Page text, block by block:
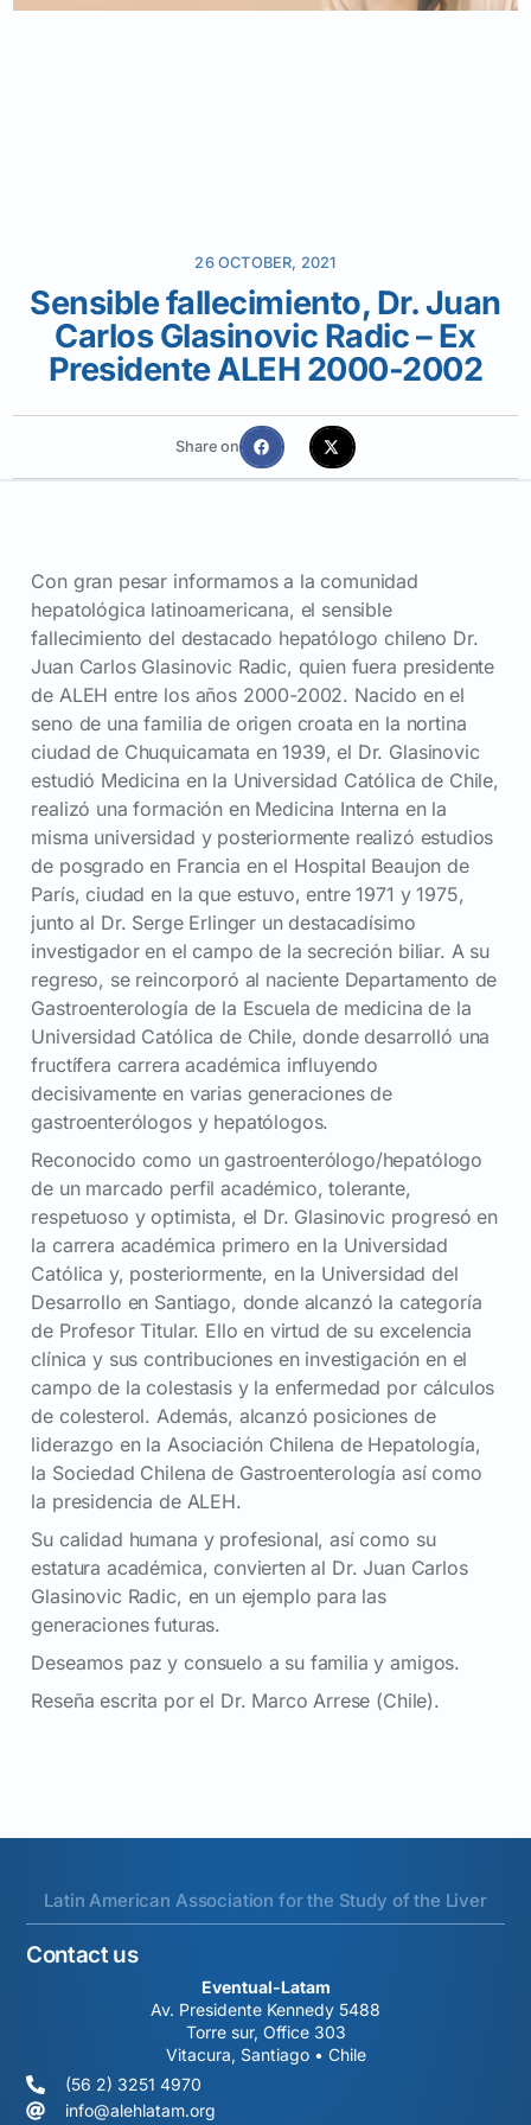
26 OCTOBER, 2021
Sensible fallecimiento, Dr. Juan
Carlos Glasinovic Radic – Ex
Presidente ALEH 2000-2002
Share on
Con gran pesar informamos a la comunidad
hepatológica latinoamericana, el sensible
fallecimiento del destacado hepatólogo chileno Dr.
Juan Carlos Glasinovic Radic, quien fuera presidente
de ALEH entre los años 2000-2002. Nacido en el
seno de una familia de origen croata en la nortina
ciudad de Chuquicamata en 1939, el Dr. Glasinovic
estudió Medicina en la Universidad Católica de Chile,
realizó una formación en Medicina Interna en la
misma universidad y posteriormente realizó estudios
de posgrado en Francia en el Hospital Beaujon de
París, ciudad en la que estuvo, entre 1971 y 1975,
junto al Dr. Serge Erlinger un destacadísimo
investigador en el campo de la secreción biliar. A su
regreso, se reincorporó al naciente Departamento de
Gastroenterología de la Escuela de medicina de la
Universidad Católica de Chile, donde desarrolló una
fructífera carrera académica influyendo
decisivamente en varias generaciones de
gastroenterólogos y hepatólogos.
Reconocido como un gastroenterólogo/hepatólogo
de un marcado perfil académico, tolerante,
respetuoso y optimista, el Dr. Glasinovic progresó en
la carrera académica primero en la Universidad
Católica y, posteriormente, en la Universidad del
Desarrollo en Santiago, donde alcanzó la categoría
de Profesor Titular. Ello en virtud de su excelencia
clínica y sus contribuciones en investigación en el
campo de la colestasis y la enfermedad por cálculos
de colesterol. Además, alcanzó posiciones de
liderazgo en la Asociación Chilena de Hepatología,
la Sociedad Chilena de Gastroenterología así como
la presidencia de ALEH.
Su calidad humana y profesional, así como su
estatura académica, convierten al Dr. Juan Carlos
Glasinovic Radic, en un ejemplo para las
generaciones futuras.
Deseamos paz y consuelo a su familia y amigos.
Reseña escrita por el Dr. Marco Arrese (Chile).
Latin American Association for the Study of the Liver
Contact us
Eventual-Latam
Av. Presidente Kennedy 5488
Torre sur, Office 303
Vitacura, Santiago • Chile
(56 2) 3251 4970
info@alehlatam.org